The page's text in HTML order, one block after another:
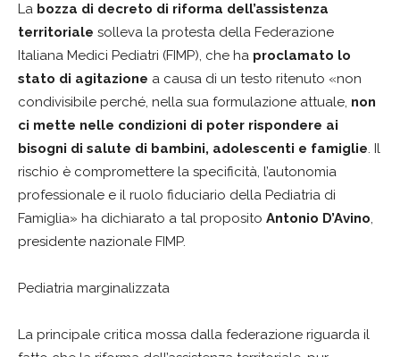
La bozza di decreto di riforma dell’assistenza
territoriale solleva la protesta della Federazione
Italiana Medici Pediatri (FIMP), che ha proclamato lo
stato di agitazione a causa di un testo ritenuto «non
condivisibile perché, nella sua formulazione attuale, non
ci mette nelle condizioni di poter rispondere ai
bisogni di salute di bambini, adolescenti e famiglie. Il
rischio è compromettere la specificità, l’autonomia
professionale e il ruolo fiduciario della Pediatria di
Famiglia» ha dichiarato a tal proposito Antonio D’Avino,
presidente nazionale FIMP.
Pediatria marginalizzata
La principale critica mossa dalla federazione riguarda il